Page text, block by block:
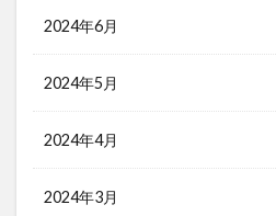
2024年6月
2024年5月
2024年4月
2024年3月